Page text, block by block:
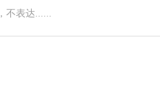
不表达......